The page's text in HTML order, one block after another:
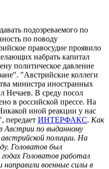
подозреваемого по
по поводу
правосудие проявило
набрать капитал
политическое давление
"Австрийские коллеги
министра иностранных
Нечаев. В среду посол
в российской прессе. На
иной реакции у нас
передает ИНТЕРФАКС. Как
Австрии по выданному
полиции. На
Головатов был
Головатов работал
военные силы в